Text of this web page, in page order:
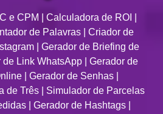
e CPM Calculadora de ROI
de Palavras
Criador de
Gerador de Briefing de
de Link WhatsApp
Gerador de
Gerador de Senhas
de Três
Simulador de Parcelas
Gerador de Hashtags|